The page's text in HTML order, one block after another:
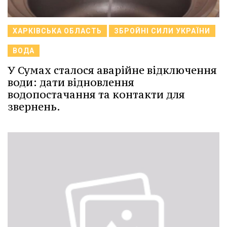
ХАРКІВСЬКА ОБЛАСТЬ ЗБРОЙНІ СИЛИ УКРАЇНИ
ВОДА
У Сумах сталося аварійне відключення
води: дати відновлення
водопостачання та контакти для
звернень.